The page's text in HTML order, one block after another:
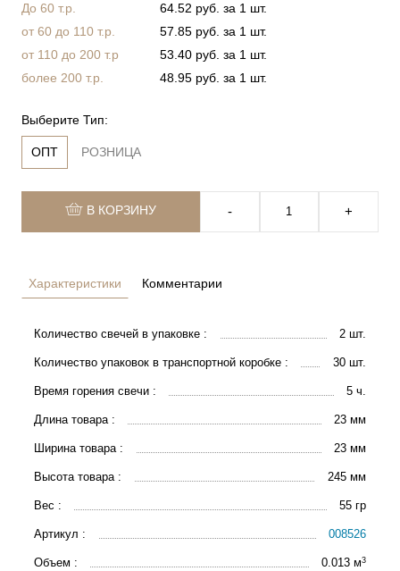
До 60 т.р.
64.52 руб. за 1 шт.
от 60 до 110 т.р.
57.85 руб. за 1 шт.
от 110 до 200 т.р
53.40 руб. за 1 шт.
более 200 т.р.
48.95 руб. за 1 шт.
Выберите Тип:
ОПТ РОЗНИЦА
В КОРЗИНУ ‐ +
Характеристики
Количество свечей в упаковке : 2 шт.
Количество упаковок в транспортной коробке : 30 шт.
Время горения свечи : 5 ч.
Длина товара : 23 мм
Ширина товара : 23 мм
Высота товара : 245 мм
Вес : 55 гр
Артикул : 008526
Объем : 0.013 м3
Комментарии